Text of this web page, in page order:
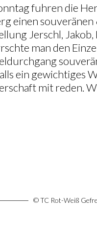
fuhren die
einen
Jerschl,
man den
ein gewichtiges
mit reden.
© TC Rot-Weiß